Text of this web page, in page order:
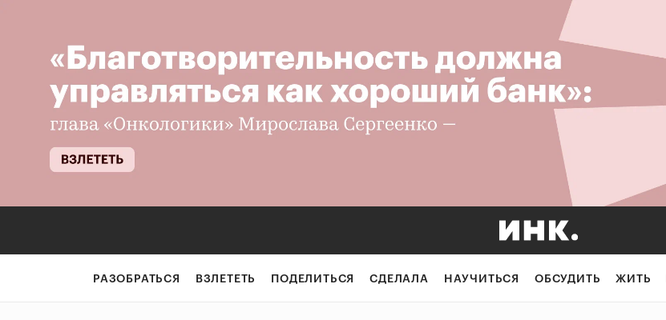
РАЗОБРАТЬСЯ ВЗЛЕТЕТЬ ПОДЕЛИТЬСЯ СДЕЛАЛА НАУЧИТЬСЯ ОБСУДИТЬ ЖИТЬ